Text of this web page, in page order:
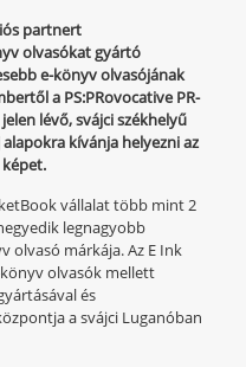
partnert
olvasókat gyártó
e-könyv olvasójának
a PS:PRovocative PR-
lévő, svájci székhelyű
kívánja helyezni az
vállalat több mint 2
legnagyobb
olvasó márkája. Az E Ink
olvasók mellett
és
a svájci Luganóban